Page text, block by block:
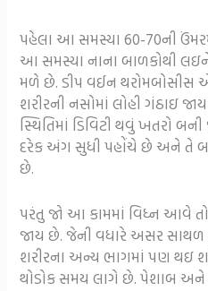
પહેલા આ સમસ્યા 60-70ની
આ સમસ્યા નાના બાળકોથી લઇને
મળે છે. ડીપ વઈન થરોમબોસીસ
શરીરની નસોમાં લોહી ગંઠાઇ
સ્થિતિમાં ડિવિટી થવું ખતરો
દરેક અંગ સુધી પહોંચે છે અને તે
છે.
પરંતુ જો આ કામમાં વિધ્ન આવે
જાય છે. જેની વધારે અસર
શરીરના અન્ય ભાગમાં પણ થઇ
થોડોક સમય લાગે છે. પેશાબ